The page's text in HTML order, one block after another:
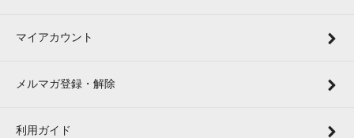
マイアカウント
メルマガ登録・解除
利用ガイド